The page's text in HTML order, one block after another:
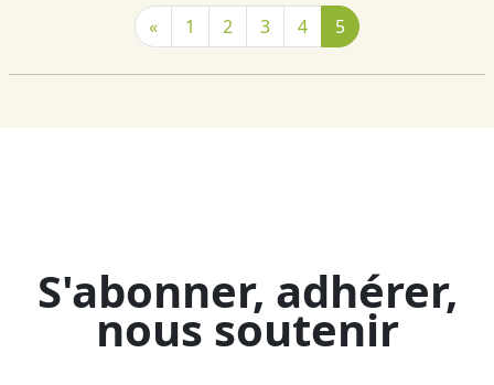
« 1 2 3 4 5
S'abonner, adhérer,
nous soutenir